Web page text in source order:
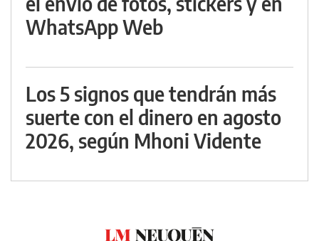
WhatsApp Web
Los 5 signos que tendrán más
suerte con el dinero en agosto
2026, según Mhoni Vidente